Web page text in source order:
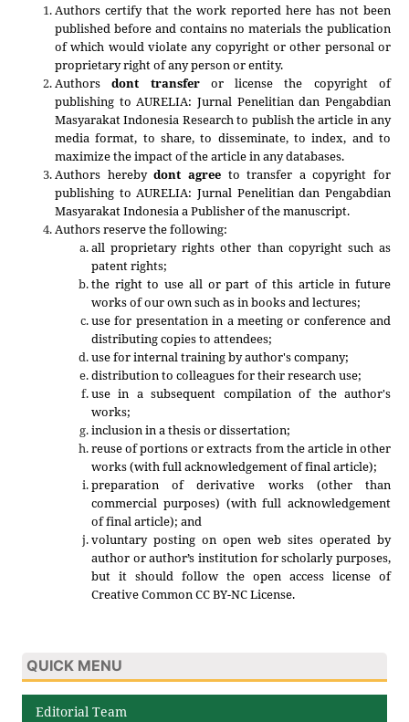
Authors certify that the work reported here has not been
published before and contains no materials the publication
of which would violate any copyright or other personal or
proprietary right of any person or entity.
Authorsdont transferor license the copyright of
publishing to AURELIA: Jurnal Penelitian dan Pengabdian
Masyarakat Indonesia Research to publish the article in any
media format, to share, to disseminate, to index, and to
maximize the impact of the article in any databases.
Authors herebydont agreeto transfer a copyright for
publishing toAURELIA: Jurnal Penelitian dan Pengabdian
Masyarakat Indonesiaa Publisher of the manuscript.
Authors reserve the following:
all proprietary rights other than copyright such as
patent rights;
the right to use all or part of this article in future
works of our own such as in books and lectures;
use for presentation in a meeting or conference and
distributing copies to attendees;
use for internal training by author's company;
distribution to colleagues for their research use;
use in a subsequent compilation of the author's
works;
inclusion in a thesis or dissertation;
reuse of portions or extracts from the article in other
works (with full acknowledgement of final article);
preparation of derivative works (other than
commercial purposes) (with full acknowledgement
of final article); and
voluntary posting on open web sites operated by
author or author’s institution for scholarly purposes,
but it should follow the open access license of
Creative Common CC BY-NC License.
QUICK MENU
Editorial Team